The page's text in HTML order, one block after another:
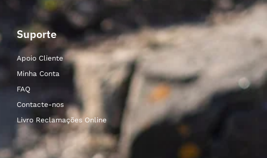
Suporte
Apoio Cliente
Minha Conta
FAQ
Contacte-nos
Livro Reclamações Online